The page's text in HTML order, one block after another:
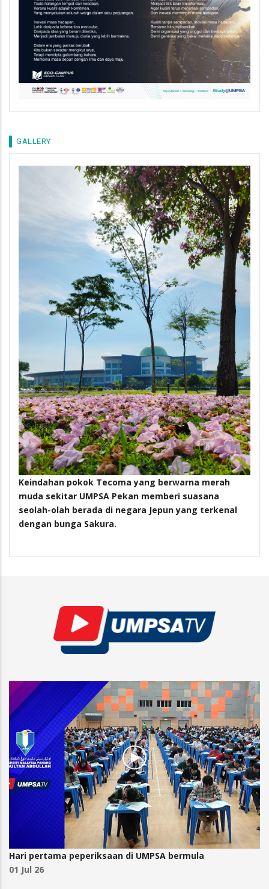
GALLERY
Keindahan pokok Tecoma yang berwarna merah
muda sekitar UMPSA Pekan memberi suasana
seolah-olah berada di negara Jepun yang terkenal
dengan bunga Sakura.
Hari pertama peperiksaan di UMPSA bermula
01 Jul 26